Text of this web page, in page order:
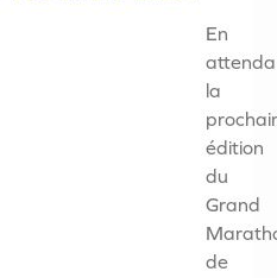
En
la
édition
du
Grand
de